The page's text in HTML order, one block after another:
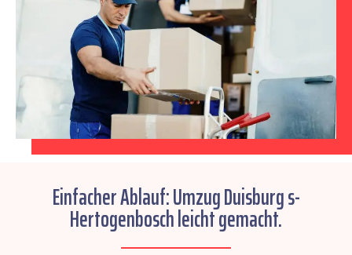
Einfacher Ablauf: Umzug Duisburg s-
Hertogenbosch leicht gemacht.